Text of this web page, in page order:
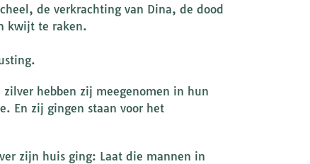
de verkrachting van Dina, de dood
kwijt te raken.
hebben zij meegenomen in hun
En zij gingen staan voor het
zijn huis ging: Laat die mannen in